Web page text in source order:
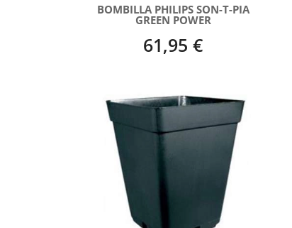
BOMBILLA PHILIPS SON-T-PIA
GREEN POWER
61,95 €